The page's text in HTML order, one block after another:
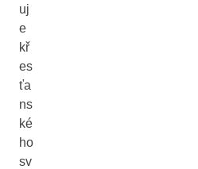
uj
e
kř
es
ťa
ns
ké
ho
sv